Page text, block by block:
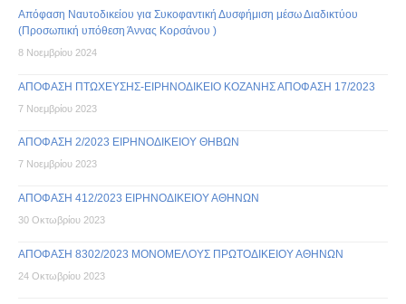
Απόφαση Ναυτοδικείου για Συκοφαντική Δυσφήμιση μέσω Διαδικτύου
(Προσωπική υπόθεση Άννας Κορσάνου )
8 Νοεμβρίου 2024
ΑΠΟΦΑΣΗ ΠΤΩΧΕΥΣΗΣ-ΕΙΡΗΝΟΔΙΚΕΙΟ ΚΟΖΑΝΗΣ ΑΠΟΦΑΣΗ 17/2023
7 Νοεμβρίου 2023
ΑΠΟΦΑΣΗ 2/2023 ΕΙΡΗΝΟΔΙΚΕΙΟΥ ΘΗΒΩΝ
7 Νοεμβρίου 2023
ΑΠΟΦΑΣΗ 412/2023 ΕΙΡΗΝΟΔΙΚΕΙΟΥ ΑΘΗΝΩΝ
30 Οκτωβρίου 2023
ΑΠΟΦΑΣΗ 8302/2023 ΜΟΝΟΜΕΛΟΥΣ ΠΡΩΤΟΔΙΚΕΙΟΥ ΑΘΗΝΩΝ
24 Οκτωβρίου 2023